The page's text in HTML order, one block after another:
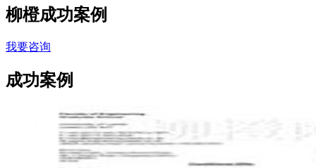
柳橙成功案例
我要咨询
成功案例